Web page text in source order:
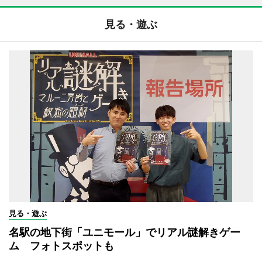
見る・遊ぶ
見る・遊ぶ
名駅の地下街「ユニモール」でリアル謎解きゲー
ム フォトスポットも